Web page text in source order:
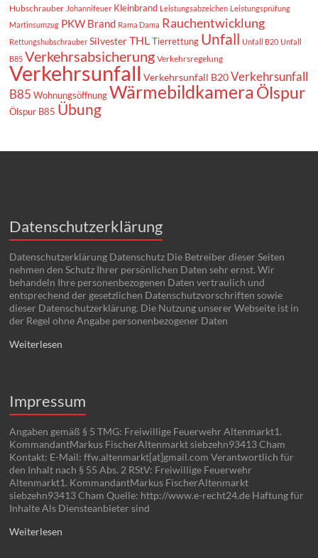
Hubschrauber Johannifeuer Kleinbrand Leistungsabzeichen Leistungsprüfung
Martinsumzug PKW Brand Rama Dama Rauchentwicklung
Rettungshubschrauber Silvester THL Tierrettung Unfall Unfall B20 Unfall
B85 Verkehrsabsicherung Verkehrsregelung
Verkehrsunfall Verkehrsunfall B20 Verkehrsunfall
B85 Wohnungsöffnung WärmebildkameraÖlspur
Ölspur B85 Übung
Datenschutzerklärung
Datenschutzerklärung Datenschutz Die Betreiber dieser Seiten
nehmen den Schutz Ihrer persönlichen Daten sehr ernst. Wir
behandeln Ihre personenbezogenen Daten vertraulich und
entsprechend der gesetzlichen Datenschutzvorschriften sowie
dieser Datenschutzerklärung. Die Nutzung unserer Webseite ist in
der Regel ohne Angabe personenbezogener Daten
Weiterlesen
Impressum
Angaben gemäß § 5 TMG: Freiwillige Feuerwehr Altenmarkt1.
KommandantMarkus FischerAltenmarkt siebzehn93413 Cham
Kontakt: E-Mail: ffw.altenmarkt[at]gmail.com Verantwortlich für
den Inhalt nach § 55 Abs. 2 RStV: Freiwillige Feuerwehr
Altenmarkt1. KommandantMarkus FischerAltenmarkt
siebzehn93413 Cham Quelle: http://www.e-recht24.de Haftung für
Inhalte Als Diensteanbieter sind
Weiterlesen